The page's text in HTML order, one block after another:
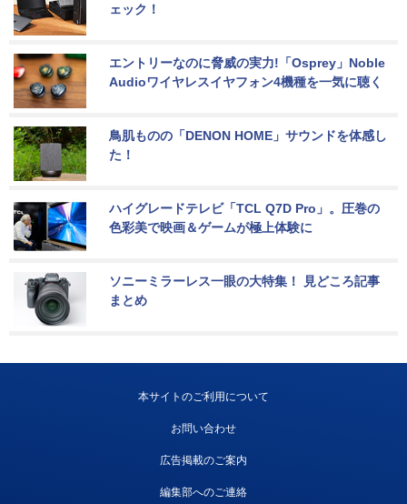
ェック！
エントリーなのに脅威の実力!「Osprey」Noble
Audioワイヤレスイヤフォン4機種を一気に聴く
鳥肌ものの「DENON HOME」サウンドを体感し
た！
ハイグレードテレビ「TCL Q7D Pro」。圧巻の
色彩美で映画＆ゲームが極上体験に
ソニーミラーレス一眼の大特集！ 見どころ記事
まとめ
本サイトのご利用について
お問い合わせ
広告掲載のご案内
編集部へのご連絡